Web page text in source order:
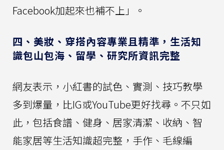
Facebook加起來也補不上」。
四、美妝、穿搭內容專業且精準，生活知
識包山包海、留學、研究所資訊完整
網友表示，小紅書的試色、實測、技巧教學
多到爆量，比IG或YouTube更好找尋。不只如
此，包括食譜、健身、居家清潔、收納、智
能家居等生活知識超完整，手作、毛線編